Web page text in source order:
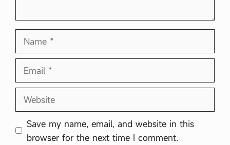
Name
Email
Website
Save my name, email, and website in this
browser for the next time I comment.